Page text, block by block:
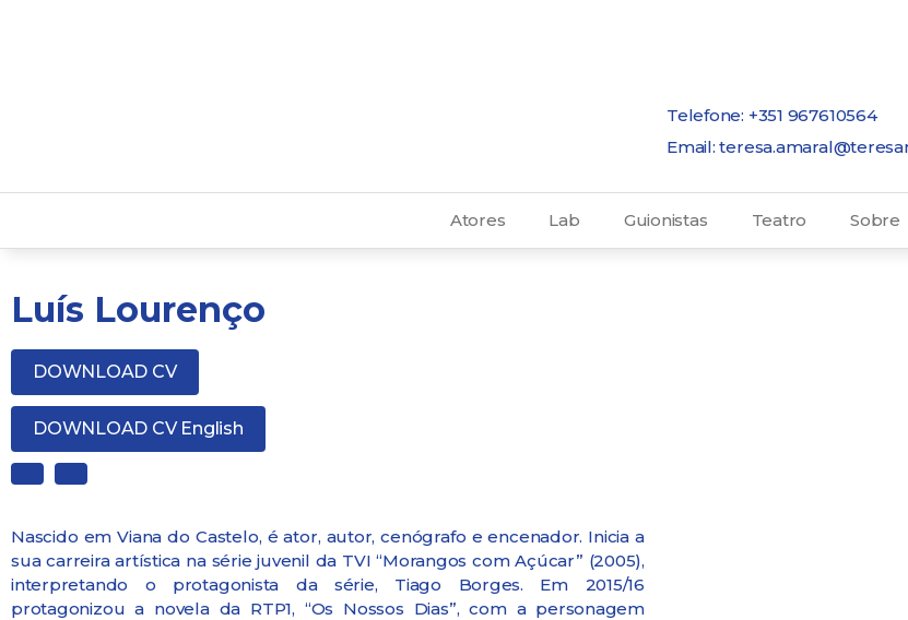
Telefone: +351 967610564
Email:
Atores Lab Guionistas Teatro Sobre
Luís Lourenço
DOWNLOAD CV
DOWNLOAD CV English
Nascido em Viana do Castelo, é ator, autor, cenógrafo e encenador. Inicia a
sua carreira artística na série juvenil da TVI “Morangos com Açúcar” (2005),
interpretando o protagonista da série, Tiago Borges. Em 2015/16
protagonizou a novela da RTP1, “Os Nossos Dias”, com a personagem